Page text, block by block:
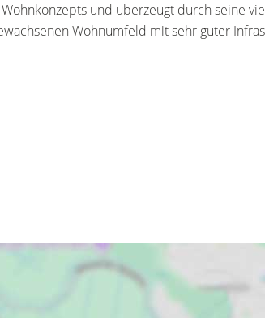
und überzeugt durch seine
Wohnumfeld mit sehr guter